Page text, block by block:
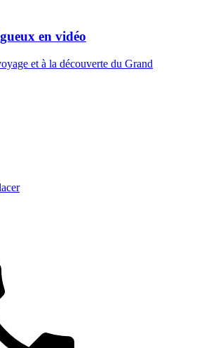
en vidéo
et à la découverte du Grand